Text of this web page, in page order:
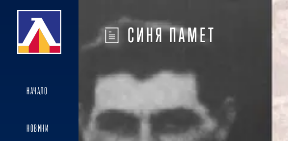
НАЧАЛО
НОВИНИ
СИНЯ ПАМЕТ